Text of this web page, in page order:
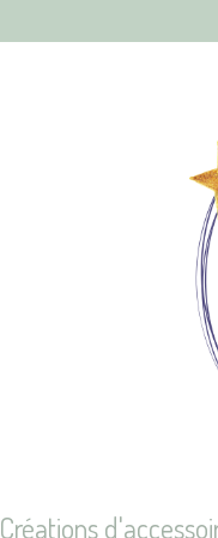
Créations